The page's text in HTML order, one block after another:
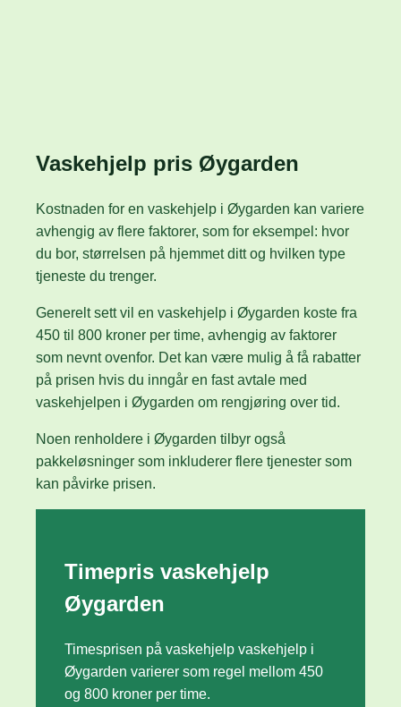
Vaskehjelp pris Øygarden
Kostnaden for en vaskehjelp i Øygarden kan variere
avhengig av flere faktorer, som for eksempel: hvor
du bor, størrelsen på hjemmet ditt og hvilken type
tjeneste du trenger.
Generelt sett vil en vaskehjelp i Øygarden koste fra
450 til 800 kroner per time, avhengig av faktorer
som nevnt ovenfor. Det kan være mulig å få rabatter
på prisen hvis du inngår en fast avtale med
vaskehjelpen i Øygarden om rengjøring over tid.
Noen renholdere i Øygarden tilbyr også
pakkeløsninger som inkluderer flere tjenester som
kan påvirke prisen.
Timepris vaskehjelp
Øygarden
Timesprisen på vaskehjelp vaskehjelp i
Øygarden varierer som regel mellom 450
og 800 kroner per time.